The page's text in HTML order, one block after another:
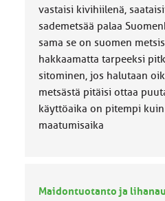
vastaisi kivihiilenä,
sademetsää palaa
sama se on suomen
hakkaamatta tarpeeksi
sitominen, jos halutaan
metsästä pitäisi ottaa
käyttöaika on pitempi kuin
maatumisaika
Maidontuotanto ja